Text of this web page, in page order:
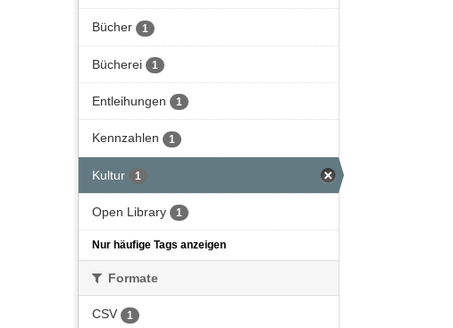
Bücher 1
Bücherei 1
Entleihungen 1
Kennzahlen 1
Kultur 1
Open Library 1
Nur häufige Tags anzeigen
Formate
CSV 1